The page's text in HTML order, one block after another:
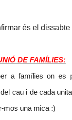
és el
DE FAMÍLIES:
a famílies on es
cau i de cada
mos una mica :)